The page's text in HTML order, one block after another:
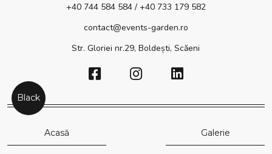
+40 744 584 584 / +40 733 179 582
contact@events-garden.ro
Str. Gloriei nr.29, Boldești, Scăeni
Acasă Galerie
Black